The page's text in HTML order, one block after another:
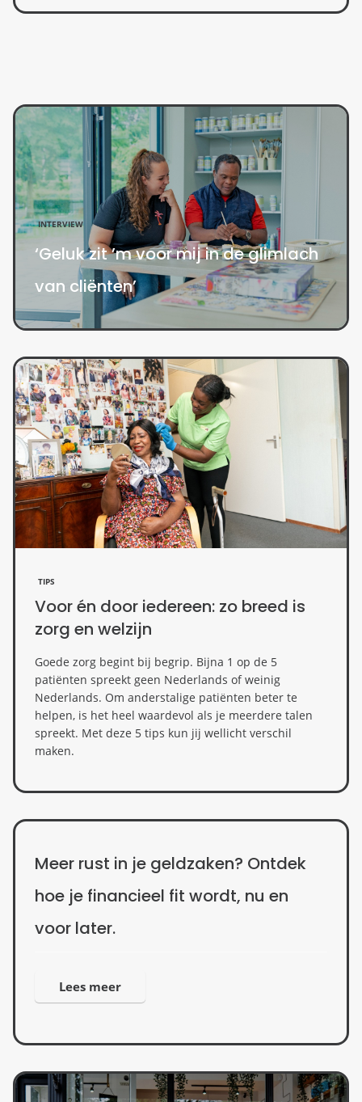
INTERVIEW
‘Geluk zit ’m voor mij in de glimlach
van cliënten’
TIPS
Voor én door iedereen: zo breed is
zorg en welzijn
Goede zorg begint bij begrip. Bijna 1 op de 5
patiënten spreekt geen Nederlands of weinig
Nederlands. Om anderstalige patiënten beter te
helpen, is het heel waardevol als je meerdere talen
spreekt. Met deze 5 tips kun jij wellicht verschil
maken.
Meer rust in je geldzaken? Ontdek
hoe je financieel fit wordt, nu en
voor later.